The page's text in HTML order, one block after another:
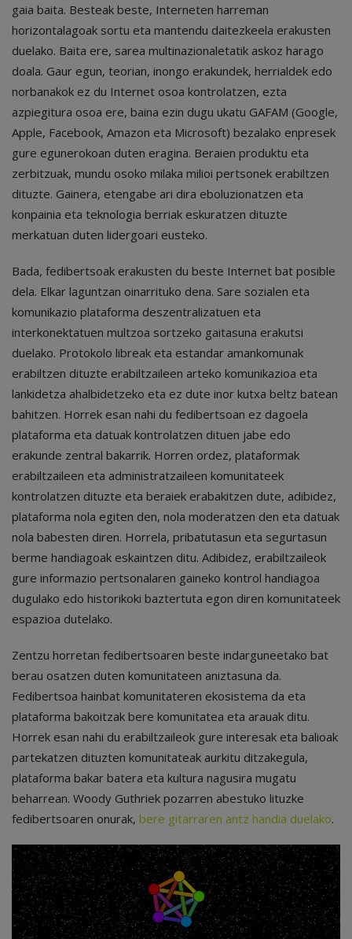
gaia baita. Besteak beste, Interneten harreman
horizontalagoak sortu eta mantendu daitezkeela erakusten
duelako. Baita ere, sarea multinazionaletatik askoz harago
doala. Gaur egun, teorian, inongo erakundek, herrialdek edo
norbanakok ez du Internet osoa kontrolatzen, ezta
azpiegitura osoa ere, baina ezin dugu ukatu GAFAM (Google,
Apple, Facebook, Amazon eta Microsoft) bezalako enpresek
gure egunerokoan duten eragina. Beraien produktu eta
zerbitzuak, mundu osoko milaka milioi pertsonek erabiltzen
dituzte. Gainera, etengabe ari dira eboluzionatzen eta
konpainia eta teknologia berriak eskuratzen dituzte
merkatuan duten lidergoari eusteko.
Bada, fedibertsoak erakusten du beste Internet bat posible
dela. Elkar laguntzan oinarrituko dena. Sare sozialen eta
komunikazio plataforma deszentralizatuen eta
interkonektatuen multzoa sortzeko gaitasuna erakutsi
duelako. Protokolo libreak eta estandar amankomunak
erabiltzen dituzte erabiltzaileen arteko komunikazioa eta
lankidetza ahalbidetzeko eta ez dute inor kutxa beltz batean
bahitzen. Horrek esan nahi du fedibertsoan ez dagoela
plataforma eta datuak kontrolatzen dituen jabe edo
erakunde zentral bakarrik. Horren ordez, plataformak
erabiltzaileen eta administratzaileen komunitateek
kontrolatzen dituzte eta beraiek erabakitzen dute, adibidez,
plataforma nola egiten den, nola moderatzen den eta datuak
nola babesten diren. Horrela, pribatutasun eta segurtasun
berme handiagoak eskaintzen ditu. Adibidez, erabiltzaileok
gure informazio pertsonalaren gaineko kontrol handiagoa
dugulako edo historikoki baztertuta egon diren komunitateek
espazioa dutelako.
Zentzu horretan fedibertsoaren beste indarguneetako bat
berau osatzen duten komunitateen aniztasuna da.
Fedibertsoa hainbat komunitateren ekosistema da eta
plataforma bakoitzak bere komunitatea eta arauak ditu.
Horrek esan nahi du erabiltzaileok gure interesak eta balioak
partekatzen dituzten komunitateak aurkitu ditzakegula,
plataforma bakar batera eta kultura nagusira mugatu
beharrean. Woody Guthriek pozarren abestuko lituzke
fedibertsoaren onurak, bere gitarraren antz handia duelako.